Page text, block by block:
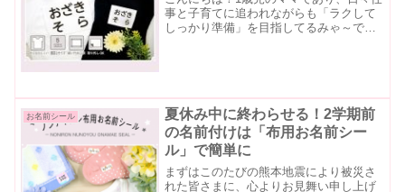
事と子育てに追われながらも「ラクして
しっかり準備」を目指してるみゃ～です
お名前シール
夏休み中に終わらせる！2学期前
の名前付けは「布用お名前シー
ル」で簡単に
まずはこのたびの熊本地震により被災さ
れた皆さまに、心よりお見舞い申し上げ